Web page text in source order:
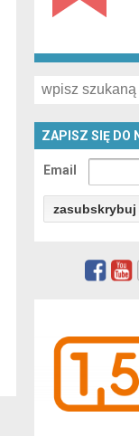
Search for:
ZAPISZ SIĘ DO
Email